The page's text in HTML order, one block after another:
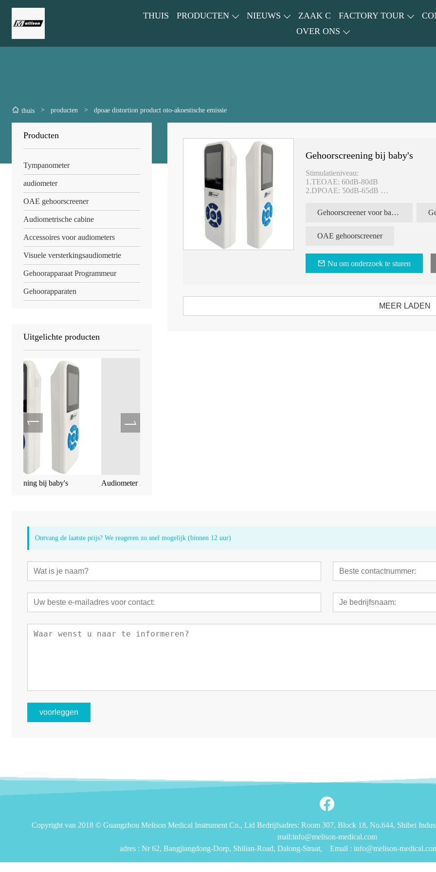
THUIS PRODUCTEN NIEUWS ZAAK C FACTORY TOUR
OVER ONS
thuis > producten > dpoae distortion product oto-akoestische emissie
Producten
Tympanometer
audiometer
OAE gehoorscreener
Audiometrische cabine
Accessoires voor audiometers
Visuele versterkingsaudiometrie
Gehoorapparaat Programmeur
Gehoorapparaten
Uitgelichte producten
Audiometer AD104
Gehoorscreening bij baby's
Stimulatieniveau:
1.TEOAE: 60dB-80dB
2.DPOAE: 50dB-65dB
Gehoorscreening bij baby's
1. Componenten:
Hostapparaat, sonde, basis, adapter,
Gehoorscreener voor baby's
OAE gehoorscreener
Nu om onderzoek te sturen
MEER LADEN
Ontvang de laatste prijs? We reageren zo snel mogelijk (binnen 12 uur)
voorleggen
Copyright van 2018 © Guangzhou Melison Medical Instrument Co., Ltd Bedrijfsadres: Room 307, Block 18, No.644, Shibei
mail:info@melison-medical.com
adres : Nr 62, Bangjiangdong-Dorp, Shilian-Road, Dalong-Straat, Email : info@melison-